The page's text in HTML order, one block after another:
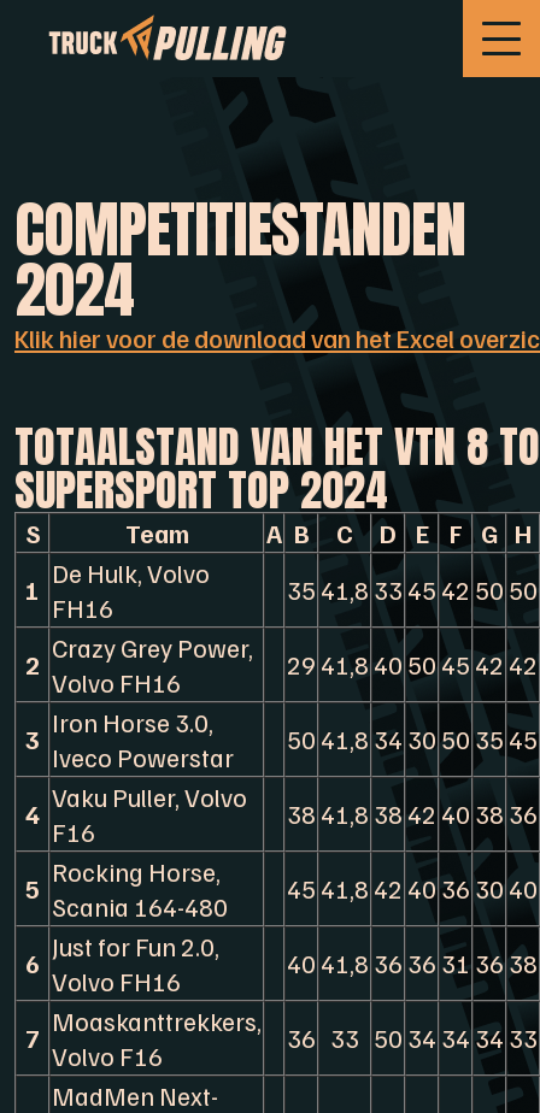
COMPETITIESTANDEN
2024
Klik hier voor de download van het Excel
TOTAALSTAND VAN HET VTN 8
SUPERSPORT TOP 2024
S Team A B C D E F G H
1
De Hulk, Volvo
FH16
35 41,8 33 45 42 50 50
2
Crazy Grey Power,
Volvo FH16
29 41,8 405045 42 42
3
Iron Horse 3.0,
Iveco Powerstar
50 41,8 34 305035 45
4
Vaku Puller, Volvo
F16
38 41,8 38 42 40 38 36
5
Rocking Horse,
Scania 164-480
45 41,8 42 40 36 3040
6
Just for Fun 2.0,
Volvo FH16
40 41,8 36 36 31 3638
7
Moaskanttrekkers,
Volvo F16
36 33 50 34 34 34 33
MadMen Next-